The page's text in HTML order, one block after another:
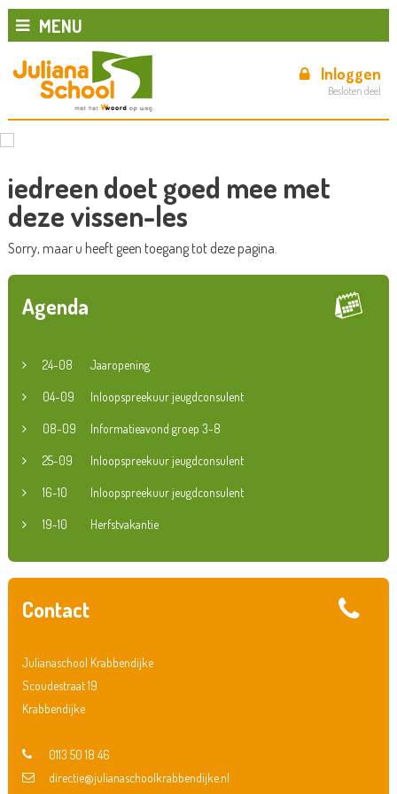
MENU
Inloggen
Besloten deel
iedreen doet goed mee met
deze vissen-les
Sorry, maar u heeft geen toegang tot deze pagina.
Agenda
24-08 Jaaropening
04-09 Inloopspreekuur jeugdconsulent
08-09 Informatieavond groep 3-8
25-09 Inloopspreekuur jeugdconsulent
16-10 Inloopspreekuur jeugdconsulent
19-10 Herfstvakantie
Contact
Julianaschool Krabbendijke
Scoudestraat 19
Krabbendijke
0113 50 18 46
directie@julianaschoolkrabbendijke.nl